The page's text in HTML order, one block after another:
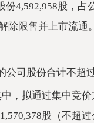
份4,592,958股，
除限售并上市流通。
公司股份合计不超
，拟通过集中竞
股（不超